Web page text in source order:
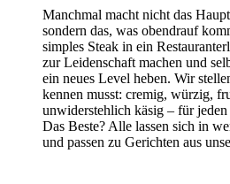
Manchmal macht nicht das
sondern das, was obendrauf
simples Steak in ein
zur Leidenschaft machen und
ein neues Level heben. Wir
kennen musst: cremig, würzig,
unwiderstehlich käsig – für
Das Beste? Alle lassen sich in
und passen zu Gerichten aus